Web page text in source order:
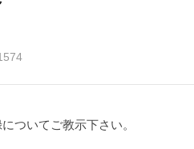
ついてご教示下さい。